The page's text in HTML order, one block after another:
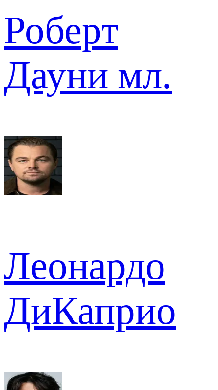
Роберт
Дауни мл.
Леонардо
ДиКаприо